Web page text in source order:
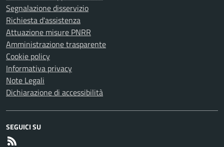
Segnalazione disservizio
Richiesta d'assistenza
Attuazione misure PNRR
Amministrazione trasparente
Cookie policy
Informativa privacy
Note Legali
Dichiarazione di accessibilità
SEGUICI SU